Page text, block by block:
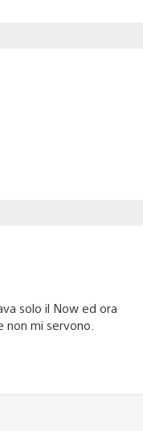
solo il Now ed ora
mi servono.